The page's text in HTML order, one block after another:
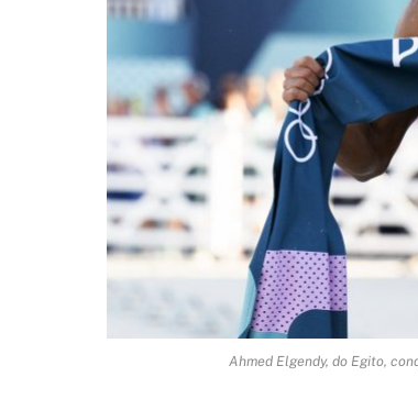
Ahmed Elgendy, do Egito,